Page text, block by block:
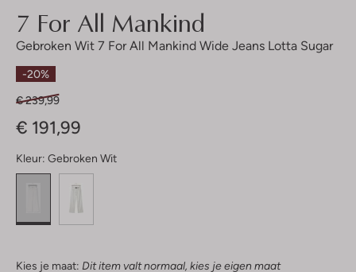
7 For All Mankind
Gebroken Wit 7 For All Mankind Wide Jeans Lotta Sugar
-20%
€ 239,99
€ 191,99
Kleur: Gebroken Wit
Kies je maat: Dit item valt normaal, kies je eigen maat